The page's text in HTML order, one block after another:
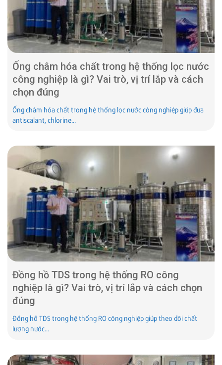
Ống châm hóa chất trong hệ thống lọc nước
công nghiệp là gì? Vai trò, vị trí lắp và cách
chọn đúng
Ống châm hóa chất trong hệ thống lọc nước công nghiệp giúp đưa
antiscalant, chlorine...
Đồng hồ TDS trong hệ thống RO công
nghiệp là gì? Vai trò, vị trí lắp và cách chọn
đúng
Đồng hồ TDS trong hệ thống RO công nghiệp giúp theo dõi chất
lượng nước...